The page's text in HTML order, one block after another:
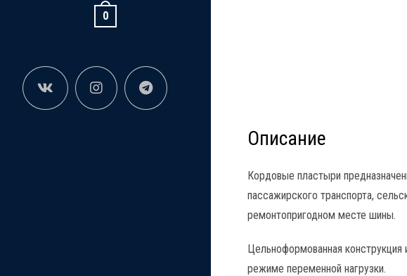
0
Описание
Кордовые пластыри
пассажирского транспорта,
ремонтопригодном месте шины.
Цельноформованная
режиме переменной нагрузки.